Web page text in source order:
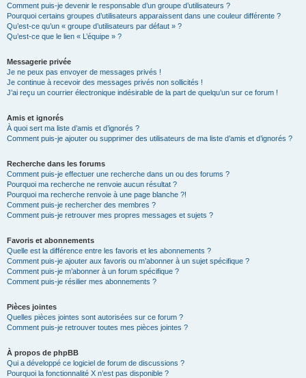
Comment puis-je devenir le responsable d’un groupe d’utilisateurs ?
Pourquoi certains groupes d’utilisateurs apparaissent dans une couleur différente ?
Qu’est-ce qu’un « groupe d’utilisateurs par défaut » ?
Qu’est-ce que le lien « L’équipe » ?
Messagerie privée
Je ne peux pas envoyer de messages privés !
Je continue à recevoir des messages privés non sollicités !
J’ai reçu un courrier électronique indésirable de la part de quelqu’un sur ce forum !
Amis et ignorés
À quoi sert ma liste d’amis et d’ignorés ?
Comment puis-je ajouter ou supprimer des utilisateurs de ma liste d’amis et d’ignorés ?
Recherche dans les forums
Comment puis-je effectuer une recherche dans un ou des forums ?
Pourquoi ma recherche ne renvoie aucun résultat ?
Pourquoi ma recherche renvoie à une page blanche ?!
Comment puis-je rechercher des membres ?
Comment puis-je retrouver mes propres messages et sujets ?
Favoris et abonnements
Quelle est la différence entre les favoris et les abonnements ?
Comment puis-je ajouter aux favoris ou m’abonner à un sujet spécifique ?
Comment puis-je m’abonner à un forum spécifique ?
Comment puis-je résilier mes abonnements ?
Pièces jointes
Quelles pièces jointes sont autorisées sur ce forum ?
Comment puis-je retrouver toutes mes pièces jointes ?
À propos de phpBB
Qui a développé ce logiciel de forum de discussions ?
Pourquoi la fonctionnalité X n’est pas disponible ?